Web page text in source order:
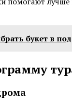
букет в